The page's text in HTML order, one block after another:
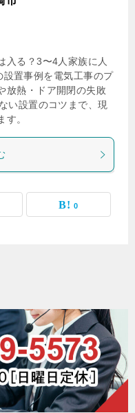
入る？3〜4人家族に人
置事例を電気工事のプ
放熱・ドア開閉の失敗
い設置のコツまで、現
。
0